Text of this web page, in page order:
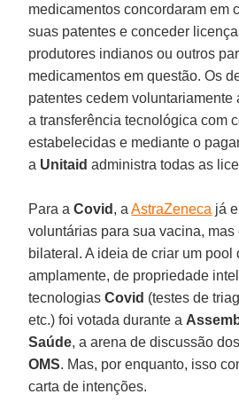
medicamentos concordaram em
suas patentes e conceder
produtores indianos ou outros
medicamentos em questão. Os
patentes cedem voluntariamente
a transferência tecnológica com
estabelecidas e mediante o
a Unitaid administra todas as
Para aCovid , aAstraZeneca já
voluntárias para sua vacina, mas
bilateral. A ideia de criar um pool
amplamente, de propriedade
tecnologiasCovid (testes de
etc.) foi votada durante a
Saúde, a arena de discussão
OMS. Mas, por enquanto, isso
carta de intenções.